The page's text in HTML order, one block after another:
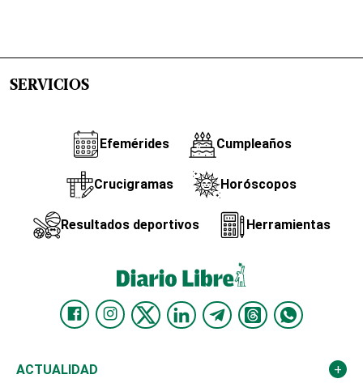
SERVICIOS
Efemérides Cumpleaños
Crucigramas Horóscopos
Resultados deportivos Herramientas
ACTUALIDAD